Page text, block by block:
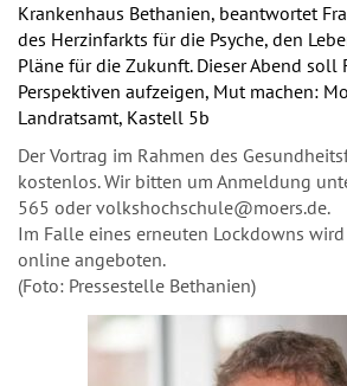
Krankenhaus Bethanien, beantwortet
des Herzinfarkts für die Psyche, den
Pläne für die Zukunft. Dieser Abend soll
Perspektiven aufzeigen, Mut machen:
Landratsamt, Kastell 5b
Der Vortrag im Rahmen des
kostenlos. Wir bitten um Anmeldung
565 oder volkshochschule@moers.de.
Im Falle eines erneuten Lockdowns
online angeboten.
(Foto: Pressestelle Bethanien)